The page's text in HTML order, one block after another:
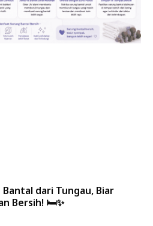
dari Tungau, Biar
Bersih! 🛏️✨